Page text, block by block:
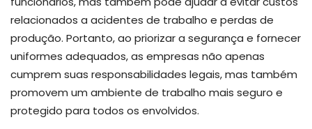
relacionados a acidentes de trabalho e perdas de
produção. Portanto, ao priorizar a segurança e fornecer
uniformes adequados, as empresas não apenas
cumprem suas responsabilidades legais, mas também
promovem um ambiente de trabalho mais seguro e
protegido para todos os envolvidos.